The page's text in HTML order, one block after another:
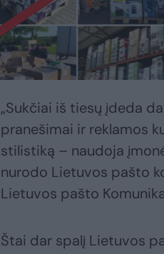
„Sukčiai iš tiesų įdeda
pranešimai ir reklamos
stilistiką – naudoja
nurodo Lietuvos pašto
Lietuvos pašto
Štai dar spalį Lietuvos